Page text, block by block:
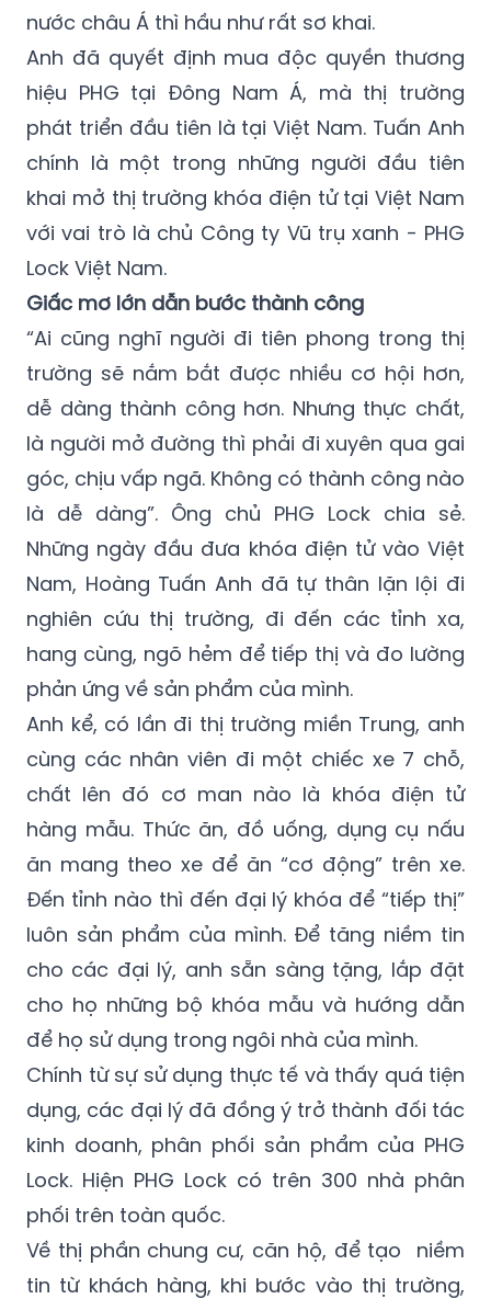
hiệu PHG tại Đông Nam Á, mà thị trường
phát triển đầu tiên là tại Việt Nam. Tuấn Anh
chính là một trong những người đầu tiên
khai mở thị trường khóa điện tử tại Việt Nam
với vai trò là chủ Công ty Vũ trụ xanh - PHG
Lock Việt Nam.
Giấc mơ lớn dẫn bước thành công
“Ai cũng nghĩ người đi tiên phong trong thị
trường sẽ nắm bắt được nhiều cơ hội hơn,
dễ dàng thành công hơn. Nhưng thực chất,
là người mở đường thì phải đi xuyên qua gai
góc, chịu vấp ngã. Không có thành công nào
là dễ dàng”. Ông chủ PHG Lock chia sẻ.
Những ngày đầu đưa khóa điện tử vào Việt
Nam, Hoàng Tuấn Anh đã tự thân lặn lội đi
nghiên cứu thị trường, đi đến các tỉnh xa,
hang cùng, ngõ hẻm để tiếp thị và đo lường
phản ứng về sản phẩm của mình.
Anh kể, có lần đi thị trường miền Trung, anh
cùng các nhân viên đi một chiếc xe 7 chỗ,
chất lên đó cơ man nào là khóa điện tử
hàng mẫu. Thức ăn, đồ uống, dụng cụ nấu
ăn mang theo xe để ăn “cơ động” trên xe.
Đến tỉnh nào thì đến đại lý khóa để “tiếp thị”
luôn sản phẩm của mình. Để tăng niềm tin
cho các đại lý, anh sẵn sàng tặng, lắp đặt
cho họ những bộ khóa mẫu và hướng dẫn
để họ sử dụng trong ngôi nhà của mình.
Chính từ sự sử dụng thực tế và thấy quá tiện
dụng, các đại lý đã đồng ý trở thành đối tác
kinh doanh, phân phối sản phẩm của PHG
Lock. Hiện PHG Lock có trên 300 nhà phân
phối trên toàn quốc.
Về thị phần chung cư, căn hộ, để tạo niềm
tin từ khách hàng, khi bước vào thị trường,
PHG Lock đã sẵn sàng lắp đặt miễn phí 2